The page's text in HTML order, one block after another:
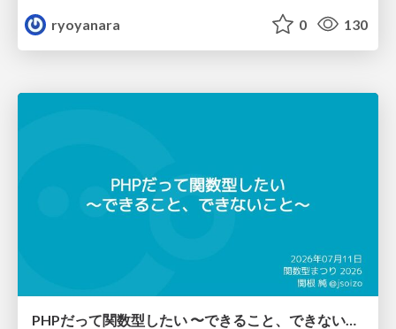
ryoyanara
0 130
PHPだって関数型したい 〜できること、できないこと〜 / fp-in-php